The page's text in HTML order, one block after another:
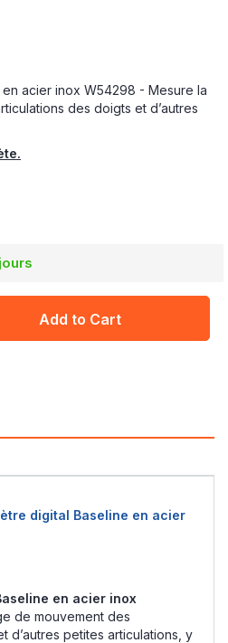
acier inox W54298 - Mesure la
des doigts et d’autres
Add to Cart
digital Baseline en acier
en acier inox
de mouvement des
d’autres petites articulations, y